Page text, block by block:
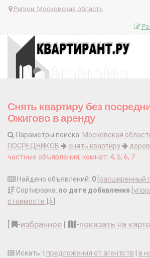
Регион: Московская область
Снять квартиру без
Ожигово в аренду
Параметры поиска: Московская
ПОСРЕДНИКОВ
снять квартиру
частные объявления, комнат: 4, 5, 6, 7
Найдено объявлений: 0 расширенный
Сортировка: по дате добавления
стоимости
-избранное | -показать на карте
Искать: | предложения от агентств в